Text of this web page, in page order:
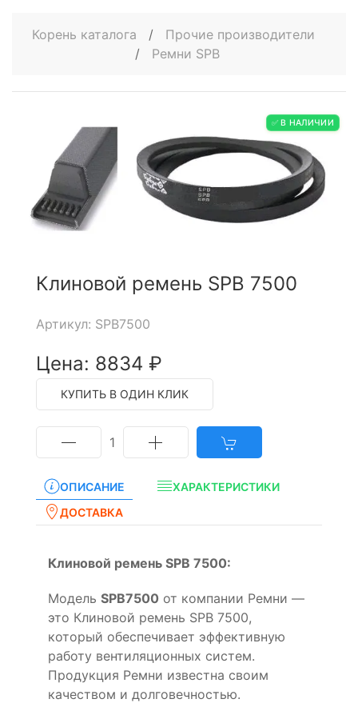
Корень каталога /
Прочие производители
/
Ремни SPB
✅ В НАЛИЧИИ
Клиновой ремень SPB 7500
Артикул: SPB7500
Цена: 8834 ₽
КУПИТЬ В ОДИН КЛИК
1
ОПИСАНИЕ
ХАРАКТЕРИСТИКИ
ДОСТАВКА
Клиновой ремень SPB 7500:
Модель SPB7500 от компании Ремни —
это Клиновой ремень SPB 7500,
который обеспечивает эффективную
работу вентиляционных систем.
Продукция Ремни известна своим
качеством и долговечностью.